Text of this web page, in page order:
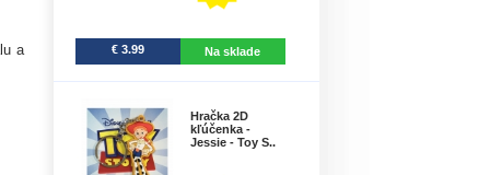
a € 3.99 Na sklade
Hračka 2D
kľúčenka -
Jessie - Toy S..